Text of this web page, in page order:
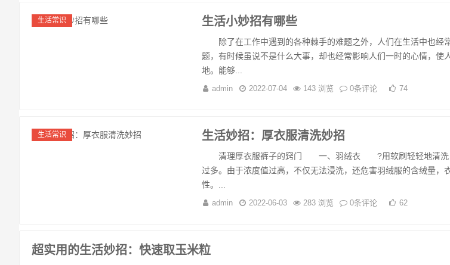
生活常识 生活小妙招有哪些
除了在工作中遇到的各种棘手的难题之外，人们在生活中也经
题，有时候虽说不是什么大事，却也经常影响人们一时的心情，使
地。能够...
admin 2022-07-04 143 浏览 0条评论 74
生活常识 生活妙招：厚衣服清洗妙招
清理厚衣服裤子的窍门 一、羽绒衣 ?用软刷轻轻地清洗，
过多。由于浓度值过高，不仅无法浸洗，还危害羽绒服的含绒量，
性。...
admin 2022-06-03 283 浏览 0条评论 62
超实用的生活妙招：快速取玉米粒